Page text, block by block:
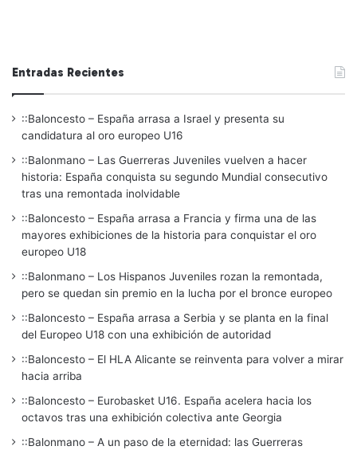
Entradas Recientes
::Baloncesto – España arrasa a Israel y presenta su
candidatura al oro europeo U16
::Balonmano – Las Guerreras Juveniles vuelven a hacer
historia: España conquista su segundo Mundial consecutivo
tras una remontada inolvidable
::Baloncesto – España arrasa a Francia y firma una de las
mayores exhibiciones de la historia para conquistar el oro
europeo U18
::Balonmano – Los Hispanos Juveniles rozan la remontada,
pero se quedan sin premio en la lucha por el bronce europeo
::Baloncesto – España arrasa a Serbia y se planta en la final
del Europeo U18 con una exhibición de autoridad
::Baloncesto – El HLA Alicante se reinventa para volver a mirar
hacia arriba
::Baloncesto – Eurobasket U16. España acelera hacia los
octavos tras una exhibición colectiva ante Georgia
::Balonmano – A un paso de la eternidad: las Guerreras